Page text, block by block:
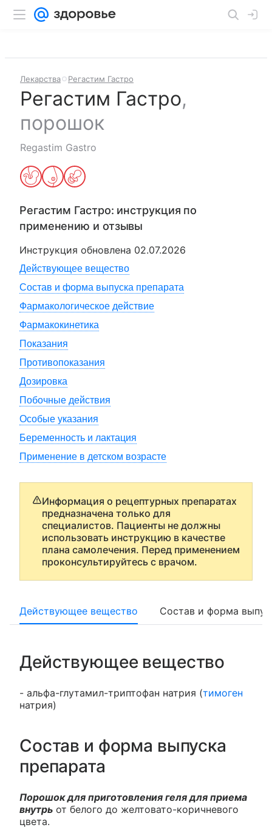
Лекарства Регастим Гастро
Регастим Гастро,
порошок
Regastim Gastro
Регастим Гастро: инструкция по
применению и отзывы
Инструкция обновлена 02.07.2026
Действующее вещество
Состав и форма выпуска препарата
Фармакологическое действие
Фармакокинетика
Показания
Противопоказания
Дозировка
Побочные действия
Особые указания
Беременность и лактация
Применение в детском возрасте
Информация о рецептурных препаратах
предназначена только для
специалистов. Пациенты не должны
использовать инструкцию в качестве
плана самолечения. Перед применением
проконсультируйтесь с врачом.
Действующее вещество Состав и форма
Действующее вещество
- альфа-глутамил-триптофан натрия (тимоген
натрия)
Состав и форма выпуска
препарата
Порошок для приготовления геля для приема
внутрь от белого до желтовато-коричневого
цвета.